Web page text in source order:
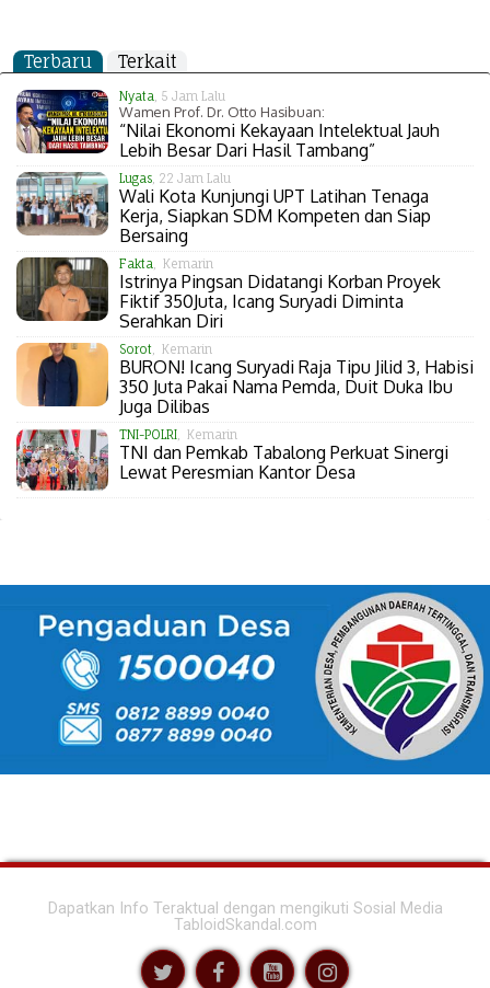
Terbaru Terkait
Nyata , 5 Jam Lalu
Wamen Prof. Dr. Otto Hasibuan:
“Nilai Ekonomi Kekayaan Intelektual Jauh
Lebih Besar Dari Hasil Tambang”
Lugas, 22 Jam Lalu
Wali Kota Kunjungi UPT Latihan Tenaga
Kerja, Siapkan SDM Kompeten dan Siap
Bersaing
Fakta , Kemarin
Istrinya Pingsan Didatangi Korban Proyek
Fiktif 350Juta, Icang Suryadi Diminta
Serahkan Diri
Sorot, Kemarin
BURON! Icang Suryadi Raja Tipu Jilid 3, Habisi
350 Juta Pakai Nama Pemda, Duit Duka Ibu
Juga Dilibas
TNI-POLRI, Kemarin
TNI dan Pemkab Tabalong Perkuat Sinergi
Lewat Peresmian Kantor Desa
Dapatkan Info Teraktual dengan mengikuti Sosial Media
TabloidSkandal.com